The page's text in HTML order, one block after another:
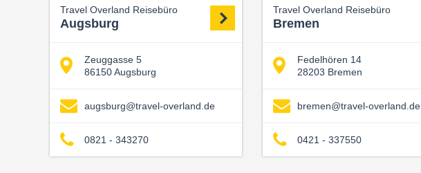
Travel Overland Reisebüro
Augsburg
Zeuggasse 5
86150 Augsburg
augsburg@travel-overland.de
0821 - 343270
Travel Overland Reisebüro
Bremen
Fedelhören 14
28203 Bremen
bremen@travel-overland.de
0421 - 337550